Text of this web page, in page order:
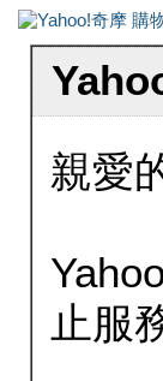
親愛
止服